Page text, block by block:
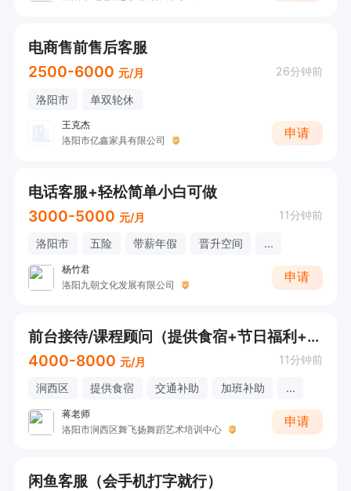
电商售前售后客服
2500-6000 元/月 26分钟前
洛阳市 单双轮休
王克杰
洛阳市亿鑫家具有限公司
申请
电话客服+轻松简单小白可做
3000-5000 元/月 11分钟前
洛阳市 五险 带薪年假 晋升空间 ...
杨竹君
洛阳九朝文化发展有限公司
申请
前台接待/课程顾问（提供食宿+节日福利+补助）
4000-8000 元/月 11分钟前
涧西区 提供食宿 交通补助 加班补助 ...
蒋老师
洛阳市涧西区舞飞扬舞蹈艺术培训中心
申请
闲鱼客服（会手机打字就行）